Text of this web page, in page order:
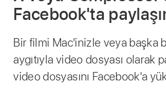
Facebook'ta
Bir filmi Mac'inizle veya başka
aygıtıyla video dosyası olarak
video dosyasını Facebook'a